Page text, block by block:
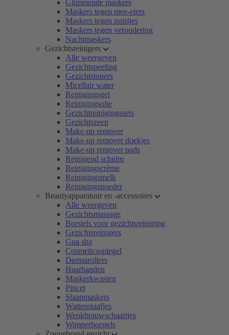
Glimmende maskers
Maskers tegen mee-eters
Maskers tegen puistjes
Maskers tegen veroudering
Nachtmaskers
Gezichtsreinigers
Alle weergeven
Gezichtspeeling
Gezichtstoners
Micellair water
Reinigingsgel
Reinigingsolie
Gezichtreinigingssets
Gezichtszeep
Make-up remover
Make-up remover doekjes
Make-up remover pads
Reinigend schuim
Reinigingscrème
Reinigingsmelk
Reinigingspoeder
Beautyapparatuur en -accessoires
Alle weergeven
Gezichtsmassage
Borstels voor gezichtsreiniging
Gezichtsreinigers
Gua sha
Cosmeticaspiegel
Dermarollers
Haarbanden
Maskerkwasten
Pincet
Slaapmaskers
Wattenstaafjes
Wenkbrauwschaartjes
Wimperborstels